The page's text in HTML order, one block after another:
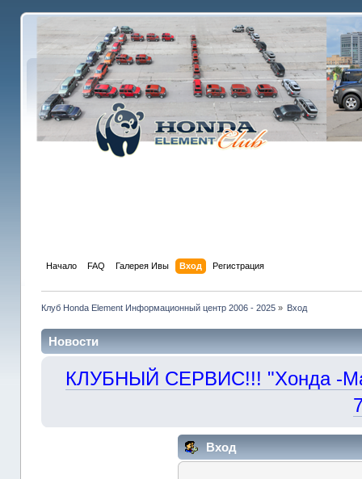
Начало FAQ Галерея Ивы Вход Регистрация
Клуб Honda Element Информационный центр 2006 - 2025» Вход
Новости
КЛУБНЫЙ СЕРВИС!!! "Хонда -
Вход